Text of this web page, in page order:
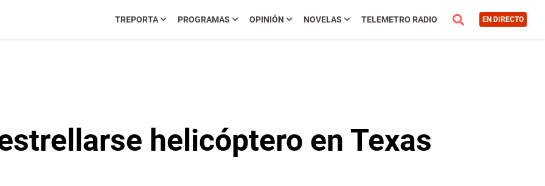
TREPORTA PROGRAMAS OPINIÓN NOVELAS TELEMETRO RADIO EN DIRECTO
helicóptero en Texas